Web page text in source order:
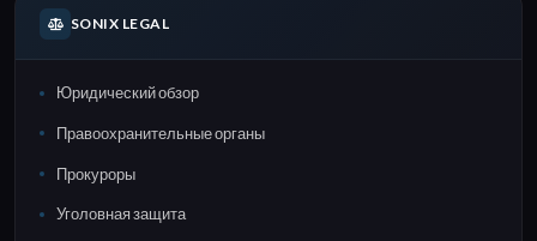
SONIX LEGAL
Юридический обзор
Правоохранительные органы
Прокуроры
Уголовная защита